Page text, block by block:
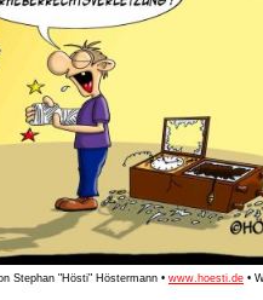
Stephan "Hösti" Höstermann • www.hoesti.de •